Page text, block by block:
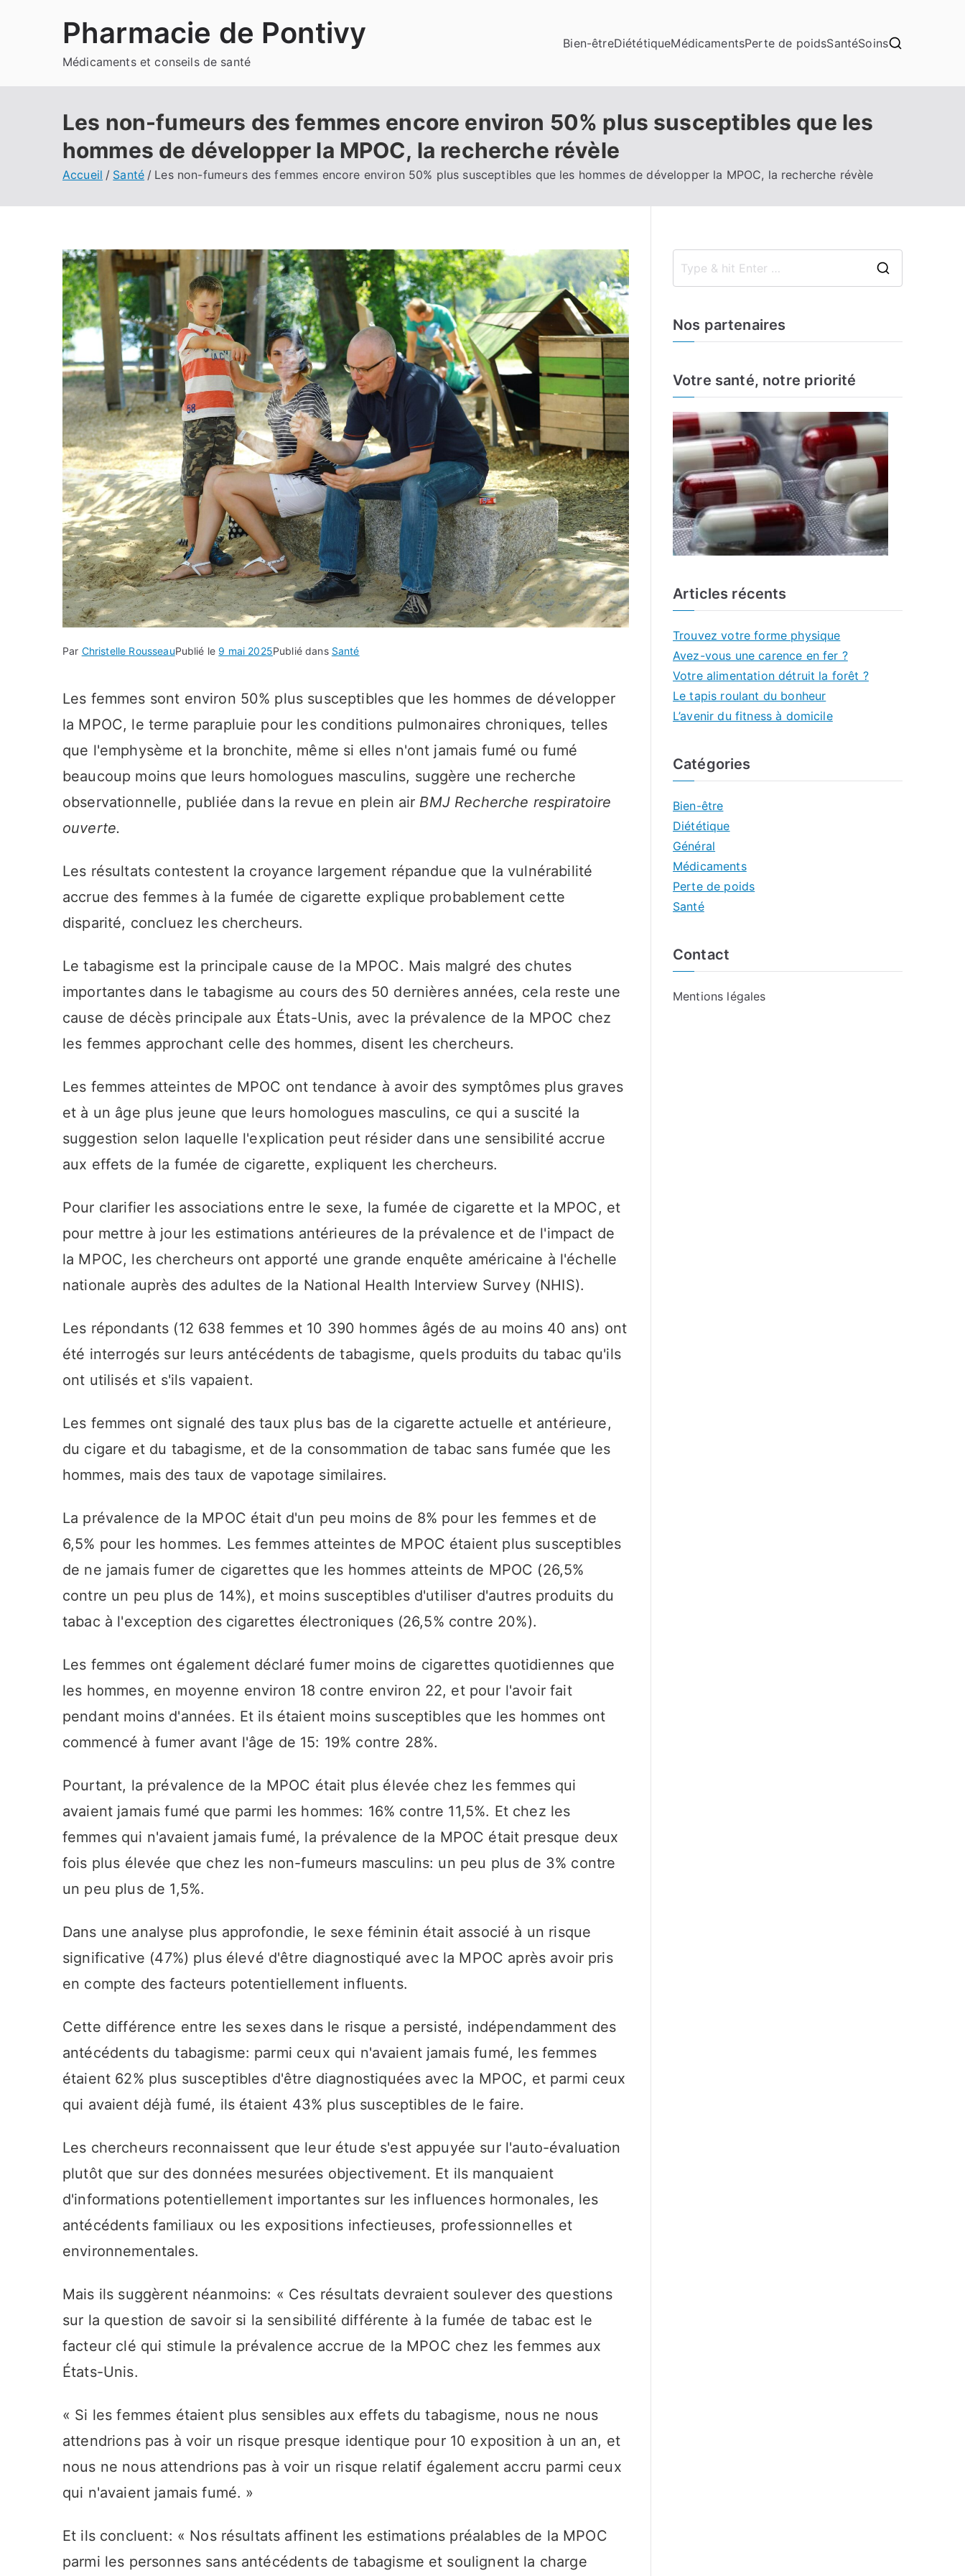
Pharmacie de Pontivy
Médicaments et conseils de santé
Bien-êtreDiététiqueMédicamentsPerte de poidsSantéSoins
Les non-fumeurs des femmes encore environ 50% plus susceptibles que les
hommes de développer la MPOC, la recherche révèle
Accueil Santé Les non-fumeurs des femmes encore environ 50% plus susceptibles que les hommes de développer la MPOC, la recherche révèle
Par Christelle RousseauPublié le 9 mai 2025Publié dans Santé
Les femmes sont environ 50% plus susceptibles que les hommes de développer
la MPOC, le terme parapluie pour les conditions pulmonaires chroniques, telles
que l'emphysème et la bronchite, même si elles n'ont jamais fumé ou fumé
beaucoup moins que leurs homologues masculins, suggère une recherche
observationnelle, publiée dans la revue en plein air BMJ Recherche respiratoire
ouverte.
Les résultats contestent la croyance largement répandue que la vulnérabilité
accrue des femmes à la fumée de cigarette explique probablement cette
disparité, concluez les chercheurs.
Le tabagisme est la principale cause de la MPOC. Mais malgré des chutes
importantes dans le tabagisme au cours des 50 dernières années, cela reste une
cause de décès principale aux États-Unis, avec la prévalence de la MPOC chez
les femmes approchant celle des hommes, disent les chercheurs.
Les femmes atteintes de MPOC ont tendance à avoir des symptômes plus graves
et à un âge plus jeune que leurs homologues masculins, ce qui a suscité la
suggestion selon laquelle l'explication peut résider dans une sensibilité accrue
aux effets de la fumée de cigarette, expliquent les chercheurs.
Pour clarifier les associations entre le sexe, la fumée de cigarette et la MPOC, et
pour mettre à jour les estimations antérieures de la prévalence et de l'impact de
la MPOC, les chercheurs ont apporté une grande enquête américaine à l'échelle
nationale auprès des adultes de la National Health Interview Survey (NHIS).
Les répondants (12 638 femmes et 10 390 hommes âgés de au moins 40 ans) ont
été interrogés sur leurs antécédents de tabagisme, quels produits du tabac qu'ils
ont utilisés et s'ils vapaient.
Les femmes ont signalé des taux plus bas de la cigarette actuelle et antérieure,
du cigare et du tabagisme, et de la consommation de tabac sans fumée que les
hommes, mais des taux de vapotage similaires.
La prévalence de la MPOC était d'un peu moins de 8% pour les femmes et de
6,5% pour les hommes. Les femmes atteintes de MPOC étaient plus susceptibles
de ne jamais fumer de cigarettes que les hommes atteints de MPOC (26,5%
contre un peu plus de 14%), et moins susceptibles d'utiliser d'autres produits du
tabac à l'exception des cigarettes électroniques (26,5% contre 20%).
Les femmes ont également déclaré fumer moins de cigarettes quotidiennes que
les hommes, en moyenne environ 18 contre environ 22, et pour l'avoir fait
pendant moins d'années. Et ils étaient moins susceptibles que les hommes ont
commencé à fumer avant l'âge de 15: 19% contre 28%.
Pourtant, la prévalence de la MPOC était plus élevée chez les femmes qui
avaient jamais fumé que parmi les hommes: 16% contre 11,5%. Et chez les
femmes qui n'avaient jamais fumé, la prévalence de la MPOC était presque deux
fois plus élevée que chez les non-fumeurs masculins: un peu plus de 3% contre
un peu plus de 1,5%.
Dans une analyse plus approfondie, le sexe féminin était associé à un risque
significative (47%) plus élevé d'être diagnostiqué avec la MPOC après avoir pris
en compte des facteurs potentiellement influents.
Cette différence entre les sexes dans le risque a persisté, indépendamment des
antécédents du tabagisme: parmi ceux qui n'avaient jamais fumé, les femmes
étaient 62% plus susceptibles d'être diagnostiquées avec la MPOC, et parmi ceux
qui avaient déjà fumé, ils étaient 43% plus susceptibles de le faire.
Les chercheurs reconnaissent que leur étude s'est appuyée sur l'auto-évaluation
plutôt que sur des données mesurées objectivement. Et ils manquaient
d'informations potentiellement importantes sur les influences hormonales, les
antécédents familiaux ou les expositions infectieuses, professionnelles et
environnementales.
Mais ils suggèrent néanmoins: « Ces résultats devraient soulever des questions
sur la question de savoir si la sensibilité différente à la fumée de tabac est le
facteur clé qui stimule la prévalence accrue de la MPOC chez les femmes aux
États-Unis.
« Si les femmes étaient plus sensibles aux effets du tabagisme, nous ne nous
attendrions pas à voir un risque presque identique pour 10 exposition à un an, et
nous ne nous attendrions pas à voir un risque relatif également accru parmi ceux
qui n'avaient jamais fumé. »
Et ils concluent: « Nos résultats affinent les estimations préalables de la MPOC
parmi les personnes sans antécédents de tabagisme et soulignent la charge
f
Nos partenaires
Votre santé, notre priorité
Articles récents
Trouvez votre forme physique
Avez-vous une carence en fer ?
Votre alimentation détruit la forêt ?
Le tapis roulant du bonheur
L’avenir du fitness à domicile
Catégories
Bien-être
Diététique
Général
Médicaments
Perte de poids
Santé
Contact
Mentions légales